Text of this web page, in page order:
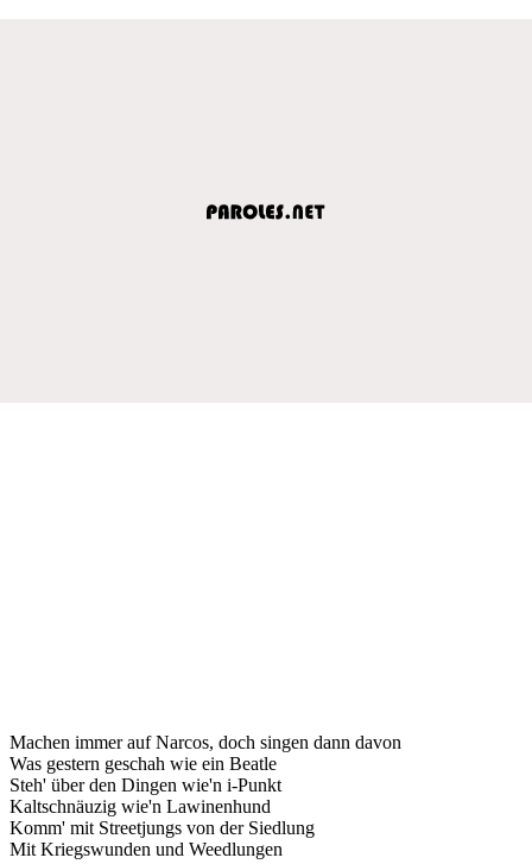
Machen immer auf Narcos, doch singen dann davon
Was gestern geschah wie ein Beatle
Steh' über den Dingen wie'n i-Punkt
Kaltschnäuzig wie'n Lawinenhund
Komm' mit Streetjungs von der Siedlung
Mit Kriegswunden und Weedlungen